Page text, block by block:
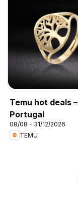
Temu hot deals –
Portugal
08/08 - 31/12/2026
TEMU